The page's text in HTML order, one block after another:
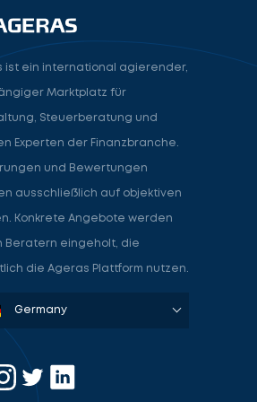
ist ein international agierender,
Marktplatz für
Steuerberatung und
Experten der Finanzbranche.
und Bewertungen
ausschließlich auf objektiven
Konkrete Angebote werden
Beratern eingeholt, die
die Ageras Plattform nutzen.
Denmark
Sweden
Norway
Netherlands
Germany
USA